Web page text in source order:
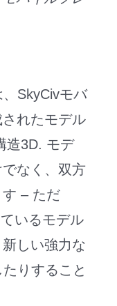
SkyCivモバ
れたモデル
造3D. モデ
なく、双方
– ただ
いるモデル
しい強力な
りすること